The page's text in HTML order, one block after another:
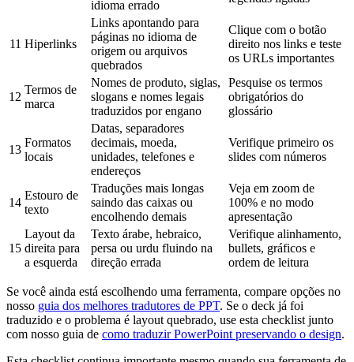
idioma errado
11 Hiperlinks
Links apontando para
páginas no idioma de
origem ou arquivos
quebrados
Clique com o botão
direito nos links e teste
os URLs importantes
12
Termos de
marca
Nomes de produto, siglas,
slogans e nomes legais
traduzidos por engano
Pesquise os termos
obrigatórios do
glossário
13
Formatos
locais
Datas, separadores
decimais, moeda,
unidades, telefones e
endereços
Verifique primeiro os
slides com números
14
Estouro de
texto
Traduções mais longas
saindo das caixas ou
encolhendo demais
Veja em zoom de
100% e no modo
apresentação
15
Layout da
direita para
a esquerda
Texto árabe, hebraico,
persa ou urdu fluindo na
direção errada
Verifique alinhamento,
bullets, gráficos e
ordem de leitura
Se você ainda está escolhendo uma ferramenta, compare opções no
nosso guia dos melhores tradutores de PPT. Se o deck já foi
traduzido e o problema é layout quebrado, use esta checklist junto
com nosso guia de como traduzir PowerPoint preservando o design.